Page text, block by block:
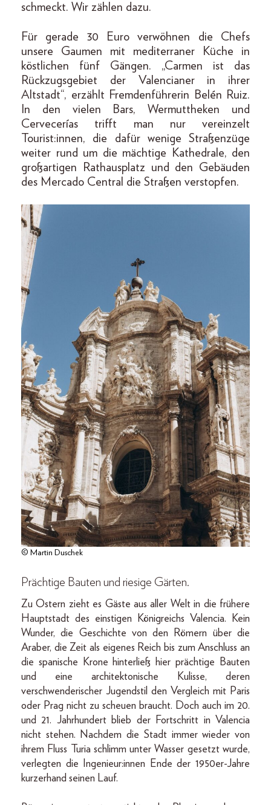
schmeckt. Wir zählen dazu.
Für gerade 30 Euro verwöhnen die Chefs
unsere Gaumen mit mediterraner Küche in
köstlichen fünf Gängen. „Carmen ist das
Rückzugsgebiet der Valencianer in ihrer
Altstadt“, erzählt Fremdenführerin Belén Ruiz.
In den vielen Bars, Wermuttheken und
Cervecerías trifft man nur vereinzelt
Tourist:innen, die dafür wenige Straßenzüge
weiter rund um die mächtige Kathedrale, den
großartigen Rathausplatz und den Gebäuden
des Mercado Central die Straßen verstopfen.
© Martin Duschek
Prächtige Bauten und riesige Gärten.
Zu Ostern zieht es Gäste aus aller Welt in die frühere
Hauptstadt des einstigen Königreichs Valencia. Kein
Wunder, die Geschichte von den Römern über die
Araber, die Zeit als eigenes Reich bis zum Anschluss an
die spanische Krone hinterließ hier prächtige Bauten
und eine architektonische Kulisse, deren
verschwenderischer Jugendstil den Vergleich mit Paris
oder Prag nicht zu scheuen braucht. Doch auch im 20.
und 21. Jahrhundert blieb der Fortschritt in Valencia
nicht stehen. Nachdem die Stadt immer wieder von
ihrem Fluss Turia schlimm unter Wasser gesetzt wurde,
verlegten die Ingenieur:innen Ende der 1950er-Jahre
kurzerhand seinen Lauf.